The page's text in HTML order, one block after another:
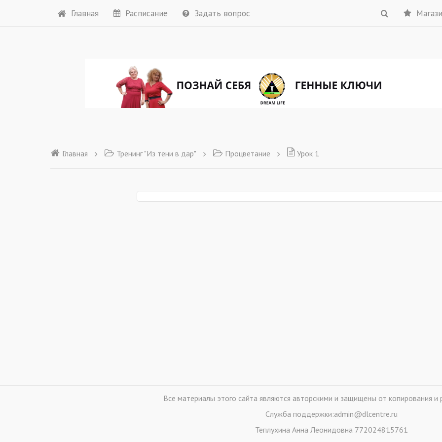
Главная Расписание Задать вопрос
Главная Тренинг "Из тени в дар" Процветание Урок 1
Все материалы этого сайта являются авторскими и защищены от копирования и
Служба поддержки:admin@dlcentre.ru
Теплухина Анна Леонидовна 772024815761